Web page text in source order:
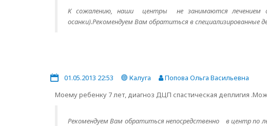
К сожалению, наши центры не занимаются лечением
осанки).Рекомендуем Вам обратиться в специализированные
01.05.2013 22:53 Калуга
Попова Ольга Васильевна
Моему ребенку 7 лет, диагноз ДЦП спастическая деплигия
Рекомендуем Вам обратиться непосредственно в центр